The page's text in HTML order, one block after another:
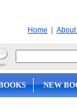
Home | About
NEW